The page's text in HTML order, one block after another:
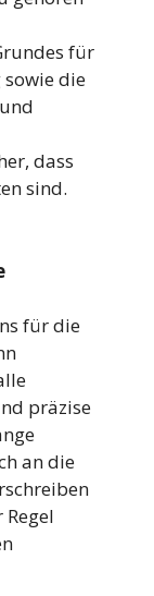
für
die
dass
sind.
für die
präzise
an die